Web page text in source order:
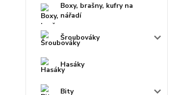
Boxy, brašny, kufry na
nářadí
Šroubováky
Hasáky
Bity